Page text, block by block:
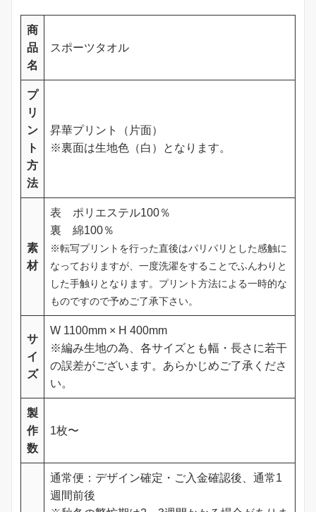
商
品
名
スポーツタオル
プ
リ
ン
ト
方
法
昇華プリント（片面）
※裏面は生地色（白）となります。
素
材
表 ポリエステル100％
裏 綿100％
※転写プリントを行った直後はパリパリとした感触に
なっておりますが、一度洗濯をすることでふんわりと
した手触りとなります。プリント方法による一時的な
ものですので予めご了承下さい。
サ
イ
ズ
W 1100mm × H 400mm
※編み生地の為、各サイズとも幅・長さに若干
の誤差がございます。あらかじめご了承くださ
い。
製
作
数
1枚〜
通常便：デザイン確定・ご入金確認後、通常1
週間前後